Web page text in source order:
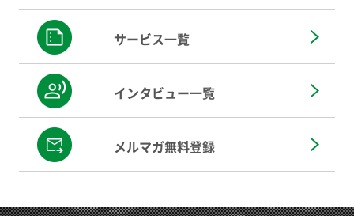
サービス一覧
インタビュー一覧
メルマガ無料登録